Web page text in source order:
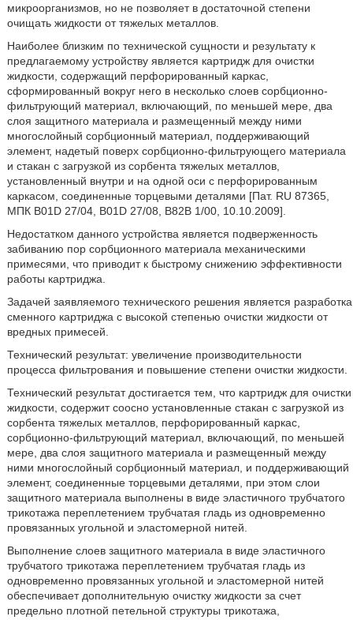
микроорганизмов, но не позволяет в достаточной степени
очищать жидкости от тяжелых металлов.
Наиболее близким по технической сущности и результату к
предлагаемому устройству является картридж для очистки
жидкости, содержащий перфорированный каркас,
сформированный вокруг него в несколько слоев сорбционно-
фильтрующий материал, включающий, по меньшей мере, два
слоя защитного материала и размещенный между ними
многослойный сорбционный материал, поддерживающий
элемент, надетый поверх сорбционно-фильтрующего материала
и стакан с загрузкой из сорбента тяжелых металлов,
установленный внутри и на одной оси с перфорированным
каркасом, соединенные торцевыми деталями [Пат. RU 87365,
МПК B01D 27/04, B01D 27/08, B82B 1/00, 10.10.2009].
Недостатком данного устройства является подверженность
забиванию пор сорбционного материала механическими
примесями, что приводит к быстрому снижению эффективности
работы картриджа.
Задачей заявляемого технического решения является разработка
сменного картриджа с высокой степенью очистки жидкости от
вредных примесей.
Технический результат: увеличение производительности
процесса фильтрования и повышение степени очистки жидкости.
Технический результат достигается тем, что картридж для очистки
жидкости, содержит соосно установленные стакан с загрузкой из
сорбента тяжелых металлов, перфорированный каркас,
сорбционно-фильтрующий материал, включающий, по меньшей
мере, два слоя защитного материала и размещенный между
ними многослойный сорбционный материал, и поддерживающий
элемент, соединенные торцевыми деталями, при этом слои
защитного материала выполнены в виде эластичного трубчатого
трикотажа переплетением трубчатая гладь из одновременно
провязанных угольной и эластомерной нитей.
Выполнение слоев защитного материала в виде эластичного
трубчатого трикотажа переплетением трубчатая гладь из
одновременно провязанных угольной и эластомерной нитей
обеспечивает дополнительную очистку жидкости за счет
предельно плотной петельной структуры трикотажа,